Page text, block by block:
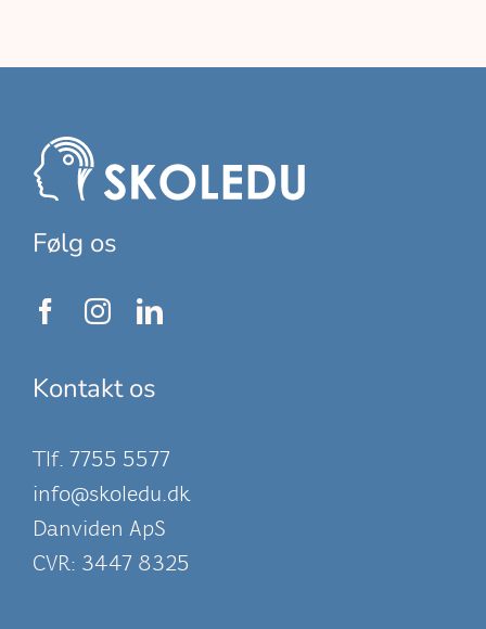
Følg os
Kontakt os
Tlf. 7755 5577
info@skoledu.dk
Danviden ApS
CVR: 3447 8325